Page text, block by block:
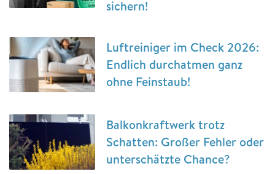
sichern!
Luftreiniger im Check 2026:
Endlich durchatmen ganz
ohne Feinstaub!
Balkonkraftwerk trotz
Schatten: Großer Fehler oder
unterschätzte Chance?